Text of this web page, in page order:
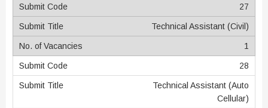
27
Technical Assistant (Civil)
1
28
Technical Assistant (Auto
Cellular)